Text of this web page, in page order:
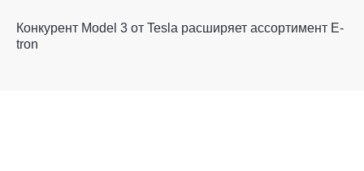
Конкурент Model 3 от Tesla расширяет ассортимент E-
tron